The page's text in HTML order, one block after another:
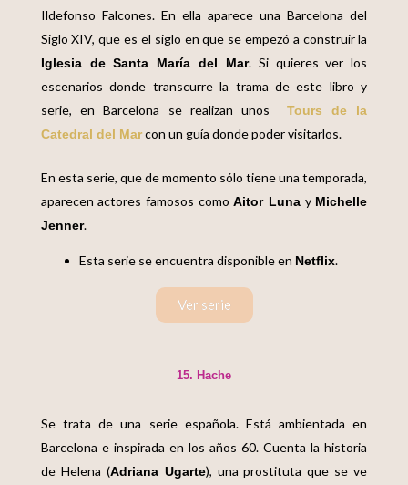
Ildefonso Falcones. En ella aparece una Barcelona del
Siglo XIV, que es el siglo en que se empezó a construir la
Iglesia de Santa María del Mar. Si quieres ver los
escenarios donde transcurre la trama de este libro y
serie, en Barcelona se realizan unos Tours de la
Catedral del Marcon un guía donde poder visitarlos.
En esta serie, que de momento sólo tiene una temporada,
aparecen actores famosos comoAitor Luna y Michelle
Jenner.
Esta serie se encuentra disponible en Netflix.
Ver serie
15. Hache
Se trata de una serie española. Está ambientada en
Barcelona e inspirada en los años 60. Cuenta la historia
de Helena (Adriana Ugarte), una prostituta que se ve